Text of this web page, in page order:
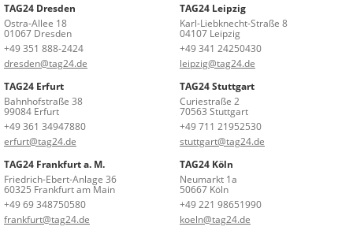
TAG24 Dresden
Ostra-Allee 18
01067 Dresden
+49 351 888-2424
dresden@tag24.de
TAG24 Leipzig
Karl-Liebknecht-Straße 8
04107 Leipzig
+49 341 24250430
leipzig@tag24.de
TAG24 Erfurt
Bahnhofstraße 38
99084 Erfurt
+49 361 34947880
erfurt@tag24.de
TAG24 Stuttgart
Curiestraße 2
70563 Stuttgart
+49 711 21952530
stuttgart@tag24.de
TAG24 Frankfurt a. M.
Friedrich-Ebert-Anlage 36
60325 Frankfurt am Main
+49 69 348750580
frankfurt@tag24.de
TAG24 Köln
Neumarkt 1a
50667 Köln
+49 221 98651990
koeln@tag24.de